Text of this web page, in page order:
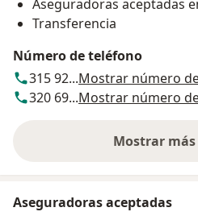
Aseguradoras aceptadas
Transferencia
Número de teléfono
315 92...Mostrar número
320 69...Mostrar número
Mostrar
Aseguradoras aceptadas